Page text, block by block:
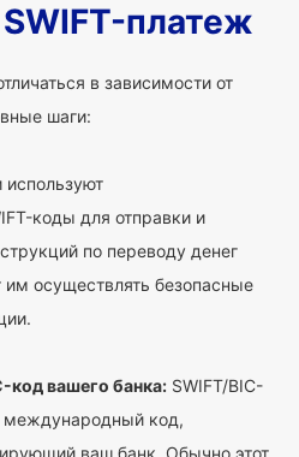
платеж
в зависимости от
шаги:
используют
коды для отправки и
по переводу денег
им осуществлять безопасные
код вашего банка: SWIFT/BIC-
международный код,
ваш банк. Обычно этот